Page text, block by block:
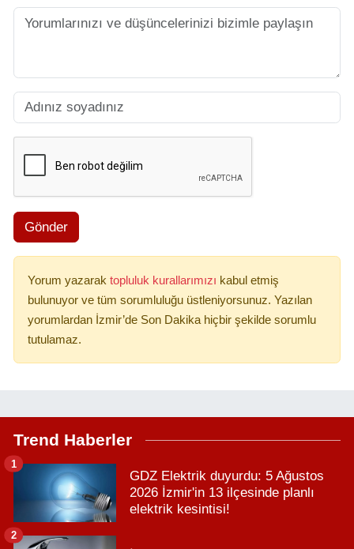
Gönder
Yorum yazarak topluluk kurallarımızı kabul etmiş
bulunuyor ve tüm sorumluluğu üstleniyorsunuz. Yazılan
yorumlardan İzmir’de Son Dakika hiçbir şekilde sorumlu
tutulamaz.
Trend Haberler
GDZ Elektrik duyurdu: 5 Ağustos
2026 İzmir'in 13 ilçesinde planlı
elektrik kesintisi!
1
2